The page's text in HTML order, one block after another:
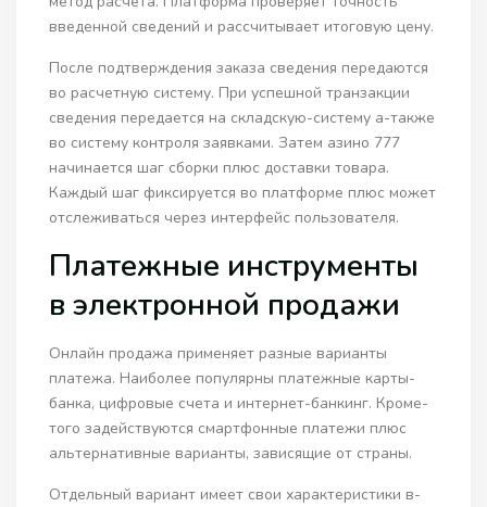
введенной сведений и рассчитывает итоговую цену.
После подтверждения заказа сведения передаются
во расчетную систему. При успешной транзакции
сведения передается на складскую-систему а-также
во систему контроля заявками. Затем азино 777
начинается шаг сборки плюс доставки товара.
Каждый шаг фиксируется во платформе плюс может
отслеживаться через интерфейс пользователя.
Платежные инструменты
в электронной продажи
Онлайн продажа применяет разные варианты
платежа. Наиболее популярны платежные карты-
банка, цифровые счета и интернет-банкинг. Кроме-
того задействуются смартфонные платежи плюс
альтернативные варианты, зависящие от страны.
Отдельный вариант имеет свои характеристики в-